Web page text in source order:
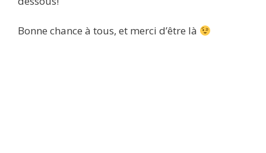
Bonne chance à tous, et merci d’être là